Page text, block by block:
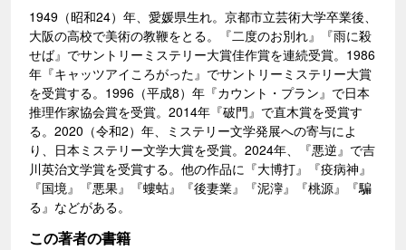
1949（昭和24）年、愛媛県生れ。京都市立芸術大学卒業後、
大阪の高校で美術の教鞭をとる。『二度のお別れ』『雨に殺
せば』でサントリーミステリー大賞佳作賞を連続受賞。1986
年『キャッツアイころがった』でサントリーミステリー大賞
を受賞する。1996（平成8）年『カウント・プラン』で日本
推理作家協会賞を受賞。2014年『破門』で直木賞を受賞す
る。2020（令和2）年、ミステリー文学発展への寄与によ
り、日本ミステリー文学大賞を受賞。2024年、『悪逆』で吉
川英治文学賞を受賞する。他の作品に『大博打』『疫病神』
『国境』『悪果』『螻蛄』『後妻業』『泥濘』『桃源』『騙
る』などがある。
この著者の書籍